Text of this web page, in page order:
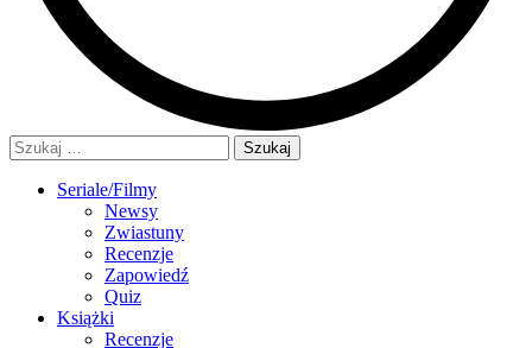
Szukaj:
Seriale/Filmy
Newsy
Zwiastuny
Recenzje
Zapowiedź
Quiz
Książki
Recenzje